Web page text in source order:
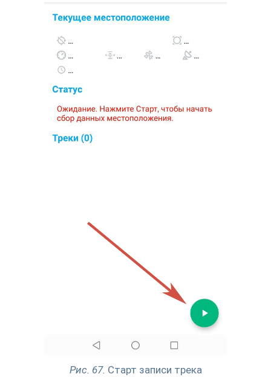
Рис. 67. Старт записи трека